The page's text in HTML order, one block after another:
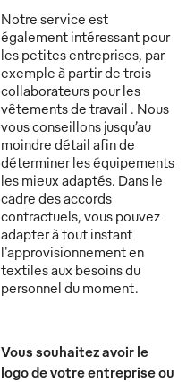
Notre service est
également intéressant pour
les petites entreprises, par
exemple à partir de trois
collaborateurs pour les
vêtements de travail . Nous
vous conseillons jusqu’au
moindre détail afin de
déterminer les équipements
les mieux adaptés. Dans le
cadre des accords
contractuels, vous pouvez
adapter à tout instant
l'approvisionnement en
textiles aux besoins du
personnel du moment.
Vous souhaitez avoir le
logo de votre entreprise ou